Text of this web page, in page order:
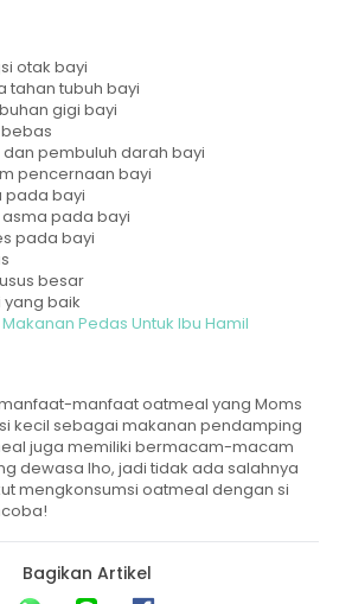
otak bayi
tahan tubuh bayi
gigi bayi
pembuluh darah bayi
pencernaan bayi
pada bayi
pada bayi
pada bayi
besar
yang baik
Pedas Untuk Ibu Hamil
manfaat oatmeal yang Moms
kecil sebagai makanan pendamping
juga memiliki bermacam-macam
dewasa lho, jadi tidak ada salahnya
mengkonsumsi oatmeal dengan si
Bagikan Artikel